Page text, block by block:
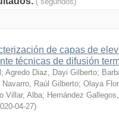
de capas de
técnicas de difusión
; Agredo Diaz, Dayi Gilberto;
Navarro, Raúl Gilberto; Olaya
Villar, Alba; Hernández
04-27)